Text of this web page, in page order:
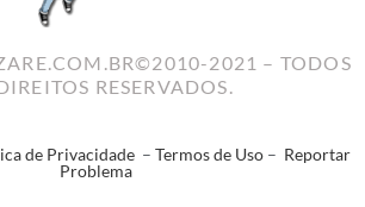
2021 – TODOS
RESERVADOS.
de Privacidade – Termos de Uso – Reportar
Problema